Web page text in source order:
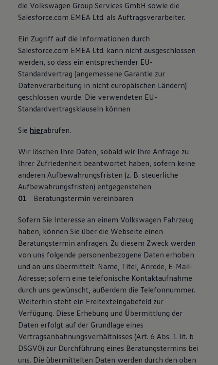
die Volkswagen Group Services GmbH sowie die
Salesforce.com EMEA Ltd. als Auftragsverarbeiter.
Ein Zugriff auf die Informationen durch
Salesforce.com EMEA Ltd. kann nicht ausgeschlossen
werden, so dass ein entsprechender EU-
Standardvertrag (angemessene Garantie zur
Datenverarbeitung in nicht europäischen Ländern)
geschlossen wurde. Die verwendeten EU-
Standardvertragsklauseln können
Sie hierabrufen.
Wir löschen Ihre Daten, sobald wir Ihre Anfrage zu
Ihrer Zufriedenheit beantwortet haben, sofern keine
anderen Aufbewahrungsfristen (z. B. steuerliche
Aufbewahrungsfristen) entgegenstehen.
Beratungstermin vereinbaren
Sofern Sie Interesse an einem Volkswagen Fahrzeug
haben, können Sie über die Webseite einen
Beratungstermin anfragen. Zu diesem Zweck werden
von uns folgende personenbezogene Daten erhoben
und an uns übermittelt: Name, Titel, Anrede, E-Mail-
Adresse; sofern eine telefonische Kontaktaufnahme
durch uns gewünscht, außerdem die Telefonnummer.
Weiterhin steht ein Freitexteingabefeld zur
Verfügung. Diese Erhebung und Übermittlung der
Daten erfolgt auf der Grundlage eines
Vertragsanbahnungsverhältnisses (Art. 6 Abs. 1 lit. b
DSGVO) zur Durchführung eines Beratungstermins bei
uns. Die übermittelten Daten werden durch den oben